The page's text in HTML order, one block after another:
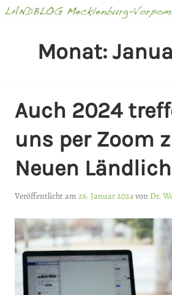
Springe
Monat:
Auch 2024
uns per Zoom
Neuen
Veröffentlicht am 26. Januar 2024von Dr.